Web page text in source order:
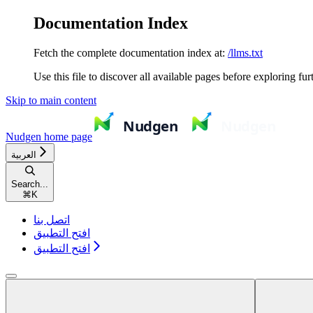
Documentation Index
Fetch the complete documentation index at: /llms.txt
Use this file to discover all available pages before exploring
Skip to main content
Nudgen home page
العربية
Search...
⌘ K
اتصل بنا
افتح التطبيق
افتح التطبيق